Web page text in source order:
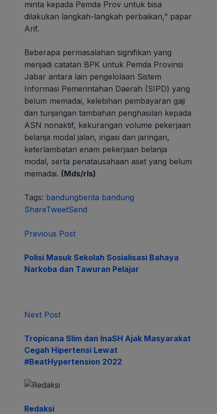
minta kepada Pemda Prov untuk bisa
dilakukan langkah-langkah perbaikan,” papar
Arif.
Beberapa permasalahan signifikan yang
menjadi catatan BPK untuk Pemda Provinsi
Jabar antara lain pengelolaan Sistem
Informasi Pemerintahan Daerah (SIPD) yang
belum memadai, kelebihan pembayaran gaji
dan tunjangan tambahan penghasilan kepada
ASN nonaktif, kekurangan volume pekerjaan
belanja modal jalan, irigasi dan jaringan,
keterlambatan enam pekerjaan belanja
modal, serta penatausahaan aset yang belum
memadai. (Mds/rls)
Tags: bandungberita bandung
ShareTweetSend
Previous Post
Polisi Masuk Sekolah Sosialisasi Bahaya
Narkoba dan Tawuran Pelajar
Next Post
Tropicana Slim dan InaSH Ajak Masyarakat
Cegah Hipertensi Lewat
#BeatHypertension 2022
Redaksi